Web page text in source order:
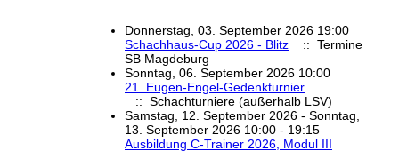
Donnerstag, 03. September 2026 19:00
Schachhaus-Cup 2026 - Blitz
:: Termine
SB Magdeburg
Sonntag, 06. September 2026 10:00
21. Eugen-Engel-Gedenkturnier
:: Schachturniere (außerhalb LSV)
Samstag, 12. September 2026 - Sonntag,
13. September 2026 10:00 - 19:15
Ausbildung C-Trainer 2026, Modul III